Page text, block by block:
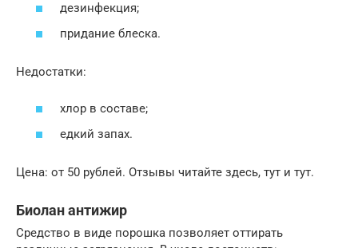
дезинфекция;
придание блеска.
Недостатки:
хлор в составе;
едкий запах.
Цена: от 50 рублей. Отзывы читайте здесь, тут и тут.
Биолан антижир
Средство в виде порошка позволяет оттирать